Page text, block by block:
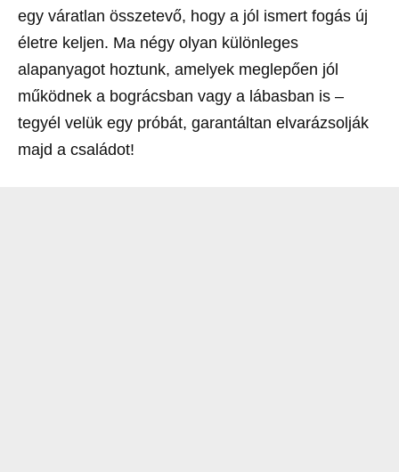
egy váratlan összetevő, hogy a jól ismert fogás új
életre keljen. Ma négy olyan különleges
alapanyagot hoztunk, amelyek meglepően jól
működnek a bográcsban vagy a lábasban is –
tegyél velük egy próbát, garantáltan elvarázsolják
majd a családot!